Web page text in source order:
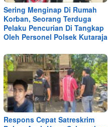
Sering Menginap Di Rumah
Korban, Seorang Terduga
Pelaku Pencurian Di Tangkap
Oleh Personel Polsek Kutaraja
Respons Cepat Satreskrim